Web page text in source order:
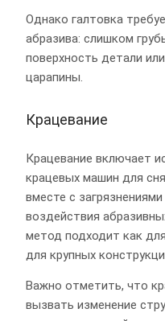
Однако галтовка
абразива: слишком
поверхность детали
царапины.
Крацевание
Крацевание включает
крацевых машин для
вместе с
воздействия
метод подходит как
для крупных
Важно отметить, что
вызвать изменение